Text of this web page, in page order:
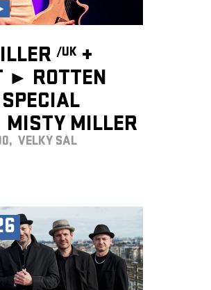
/UK +
► ROTTEN
SPECIAL
MISTY MILLER
VELKÝ SÁL